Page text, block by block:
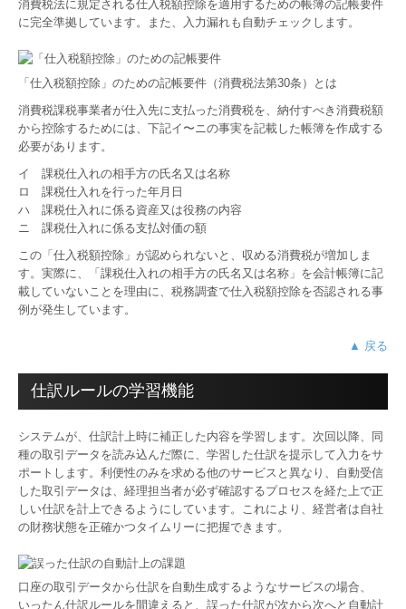
消費税法に規定される仕入税額控除を適用するための帳簿の記帳要件
に完全準拠しています。また、入力漏れも自動チェックします。
「仕入税額控除」のための記帳要件（消費税法第30条）とは
消費税課税事業者が仕入先に支払った消費税を、納付すべき消費税額
から控除するためには、下記イ〜ニの事実を記載した帳簿を作成する
必要があります。
イ 課税仕入れの相手方の氏名又は名称
ロ 課税仕入れを行った年月日
ハ 課税仕入れに係る資産又は役務の内容
ニ 課税仕入れに係る支払対価の額
この「仕入税額控除」が認められないと、収める消費税が増加しま
す。実際に、「課税仕入れの相手方の氏名又は名称」を会計帳簿に記
載していないことを理由に、税務調査で仕入税額控除を否認される事
例が発生しています。
▲ 戻る
仕訳ルールの学習機能
システムが、仕訳計上時に補正した内容を学習します。次回以降、同
種の取引データを読み込んだ際に、学習した仕訳を提示して入力をサ
ポートします。利便性のみを求める他のサービスと異なり、自動受信
した取引データは、経理担当者が必ず確認するプロセスを経た上で正
しい仕訳を計上できるようにしています。これにより、経営者は自社
の財務状態を正確かつタイムリーに把握できます。
口座の取引データから仕訳を自動生成するようなサービスの場合、
いったん仕訳ルールを間違えると、誤った仕訳が次から次へと自動計